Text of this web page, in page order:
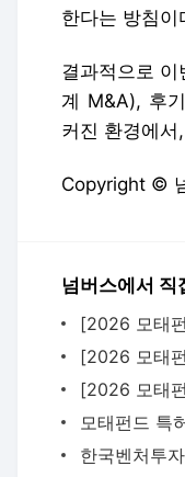
한다는 방침이
결과적으로
계 M&A), 후
커진 환경에
Copyright ©
넘버스에서 직